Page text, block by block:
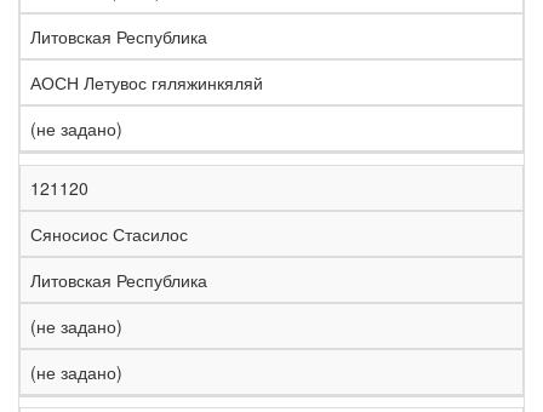
Литовская Республика
АОСН Летувос гяляжинкяляй
(не задано)
121120
Сяносиос Стасилос
Литовская Республика
(не задано)
(не задано)